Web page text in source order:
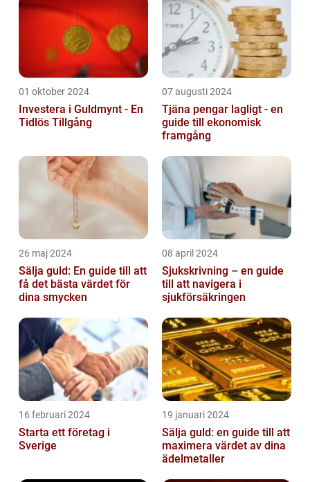
01 oktober 2024
Investera i Guldmynt - En
Tidlös Tillgång
07 augusti 2024
Tjäna pengar lagligt - en
guide till ekonomisk
framgång
26 maj 2024
Sälja guld: En guide till att
få det bästa värdet för
dina smycken
08 april 2024
Sjukskrivning – en guide
till att navigera i
sjukförsäkringen
16 februari 2024
Starta ett företag i
Sverige
19 januari 2024
Sälja guld: en guide till att
maximera värdet av dina
ädelmetaller